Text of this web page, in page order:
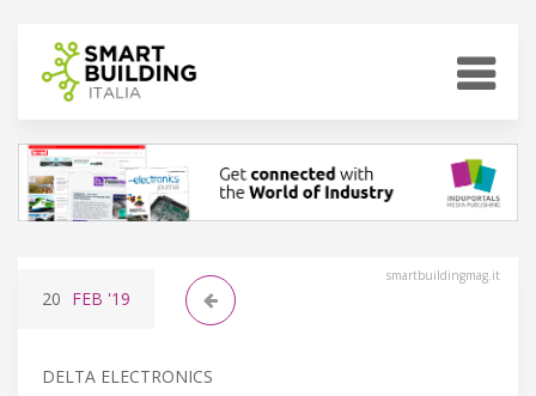
smartbuildingmag.it
20 FEB '19
DELTA ELECTRONICS